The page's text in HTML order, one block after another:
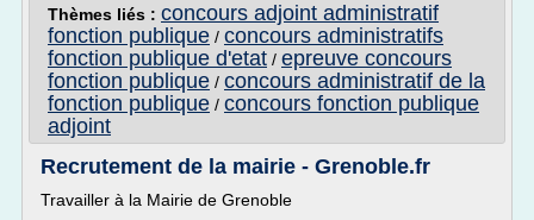
Thèmes liés : concours adjoint administratif
fonction publique / concours administratifs
fonction publique d'etat / epreuve concours
fonction publique / concours administratif de la
fonction publique / concours fonction publique
adjoint
Recrutement de la mairie - Grenoble.fr
Travailler à la Mairie de Grenoble